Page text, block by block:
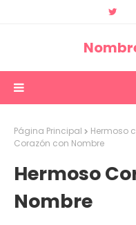
Página Principal Hermoso
Corazón con Nombre
Hermoso
Nombre